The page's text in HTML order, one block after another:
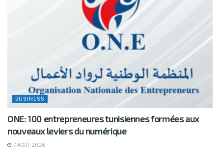
BUSINESS
ONE: 100 entrepreneures tunisiennes formées aux
nouveaux leviers du numérique
7 AOÛT 2026